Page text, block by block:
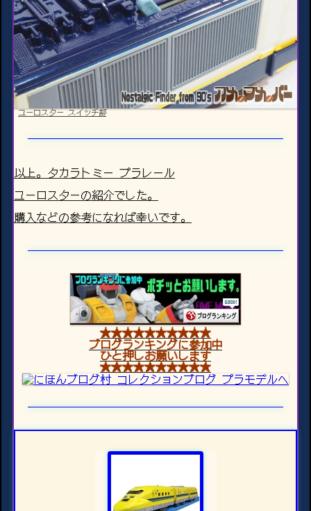
ユーロスター スイッチ部
以上。タカラトミー プラレール
ユーロスターの紹介でした。
購入などの参考になれば幸いです。
★★★★★★★★★★
ブログランキングに参加中
ひと押しお願いします
★★★★★★★★★★